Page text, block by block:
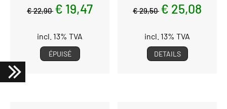
€ 22,90 € 19,47
incl. 13% TVA
ÉPUISÉ
€ 29,50 € 25,08
incl. 13% TVA
DETAILS